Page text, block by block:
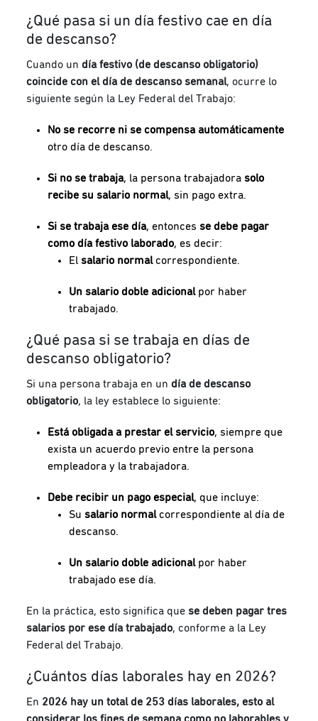
¿Qué pasa si un día festivo cae en día
de descanso?
Cuando undía festivo (de descanso obligatorio)
coincide con el día de descanso semanal, ocurre lo
siguiente según la Ley Federal del Trabajo:
No se recorre ni se compensa automáticamente
otro día de descanso.
Si no se trabaja, la persona trabajadorasolo
recibe su salario normal, sin pago extra.
Si se trabaja ese día, entoncesse debe pagar
como día festivo laborado, es decir:
Elsalario normalcorrespondiente.
Un salario doble adicionalpor haber
trabajado.
¿Qué pasa si se trabaja en días de
descanso obligatorio?
Si una persona trabaja en undía de descanso
obligatorio, la ley establece lo siguiente:
Está obligada a prestar el servicio, siempre que
exista un acuerdo previo entre la persona
empleadora y la trabajadora.
Debe recibir un pago especial, que incluye:
Susalario normalcorrespondiente al día de
descanso.
Un salario doble adicionalpor haber
trabajado ese día.
En la práctica, esto significa quese deben pagar tres
salarios por ese día trabajado, conforme a la Ley
Federal del Trabajo.
¿Cuántos días laborales hay en 2026?
En 2026 hay un total de 253 días laborales, esto al
considerar los fines de semana como no laborables y